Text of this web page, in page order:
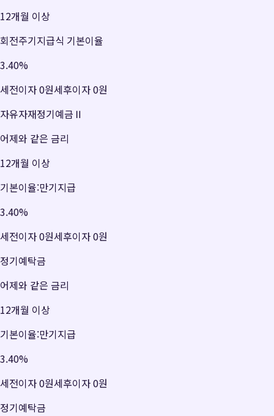
12개월 이상
회전주기지급식 기본이율
3.40%
세전이자0원세후이자0원
자유자재정기예금Ⅱ
어제와 같은 금리
12개월 이상
기본이율:만기지급
3.40%
세전이자0원세후이자0원
정기예탁금
어제와 같은 금리
12개월 이상
기본이율:만기지급
3.40%
세전이자0원세후이자0원
정기예탁금